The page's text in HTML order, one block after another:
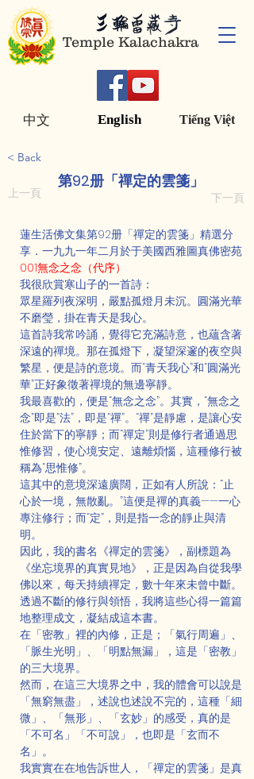
Temple Kalachakra
English Tiếng Việt
中文
< Back
第92册「禪定的雲箋」
上一頁 下一頁
蓮生活佛文集第92册「禪定的雲箋」精選分
享．一九九一年二月於于美國西雅圖真佛密苑
001無念之念（代序）
我很欣賞寒山子的一首詩：
眾星羅列夜深明，嚴點孤燈月未沉。圓滿光華
不磨瑩，掛在青天是我心。
這首詩我常吟誦，覺得它充滿詩意，也蘊含著
深遠的禪境。那在孤燈下，凝望深邃的夜空與
繁星，便是詩的意境。而“青天我心”和“圓滿光
華”正好象徵著禪境的無邊寧靜。
我最喜歡的，便是“無念之念”。其實，“無念之
念”即是“法”，即是“禪”。“禪”是靜慮，是讓心安
住於當下的寧靜；而“禪定”則是修行者通過思
惟修習，使心境安定、遠離煩惱，這種修行被
稱為“思惟修”。
這其中的意境深遠廣闊，正如有人所說：“止
心於一境，無散亂。”這便是禪的真義——一心
專注修行；而“定”，則是指一念的靜止與清
明。
因此，我的書名《禪定的雲箋》，副標題為
《坐忘境界的真實見地》，正是因為自從我學
佛以來，每天持續禪定，數十年來未曾中斷。
透過不斷的修行與領悟，我將這些心得一篇篇
地整理成文，凝結成這本書。
在「密教」裡的內修，正是；「氣行周遍」、
「脈生光明」、「明點無漏」，這是「密教」
的三大境界。
然而，在這三大境界之中，我的體會可以說是
「無窮無盡」，述說也述說不完的，這種「細
微」、「無形」、「玄妙」的感受，真的是
「不可名」「不可說」，也即是「玄而不
名」。
我實實在在地告訴世人，「禪定的雲箋」是真